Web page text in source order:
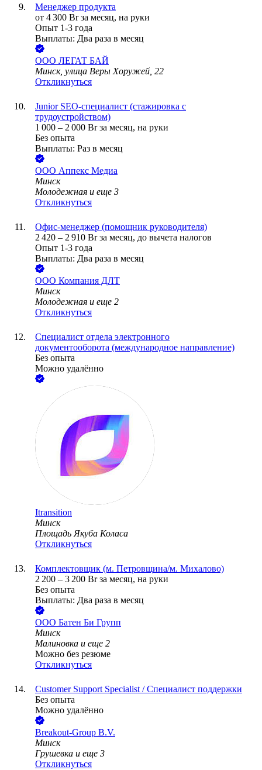
Менеджер продукта
от 4 300 Br за месяц, на руки
Опыт 1-3 года
Выплаты: Два раза в месяц
ООО ЛЕГАТ БАЙ
Минск, улица Веры Хоружей, 22
Откликнуться
Junior SEO-специалист (стажировка с
трудоустройством)
1 000 – 2 000 Br за месяц, на руки
Без опыта
Выплаты: Раз в месяц
ООО Аппекс Медиа
Минск
Молодежная и еще 3
Откликнуться
Офис-менеджер (помощник руководителя)
2 420 – 2 910 Br за месяц, до вычета налогов
Опыт 1-3 года
Выплаты: Два раза в месяц
ООО Компания ДЛТ
Минск
Молодежная и еще 2
Откликнуться
Специалист отдела электронного
документооборота (международное направление)
Без опыта
Можно удалённо
Itransition
Минск
Площадь Якуба Коласа
Откликнуться
Комплектовщик (м. Петровщина/м. Михалово)
2 200 – 3 200 Br за месяц, на руки
Без опыта
Выплаты: Два раза в месяц
ООО Батен Би Групп
Минск
Малиновка и еще 2
Можно без резюме
Откликнуться
Customer Support Specialist / Специалист поддержки
Без опыта
Можно удалённо
Breakout-Group B.V.
Минск
Грушевка и еще 3
Откликнуться